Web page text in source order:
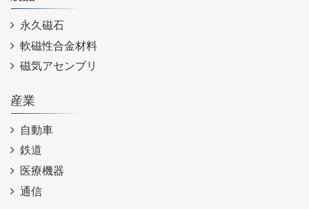
永久磁石
軟磁性合金材料
磁気アセンブリ
産業
自動車
鉄道
医療機器
通信